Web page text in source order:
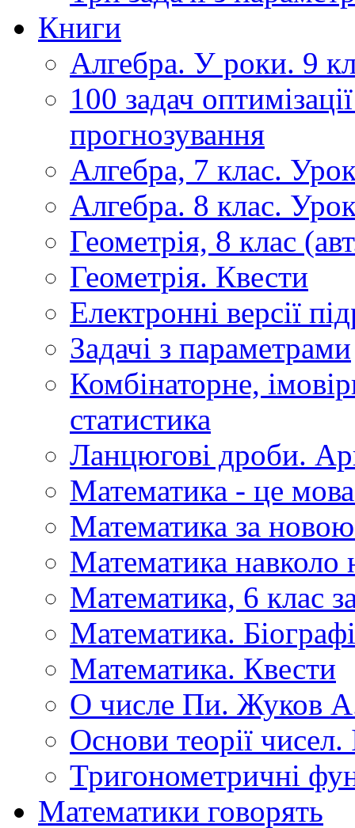
Книги
Алгебра. У роки. 9
100 задач
прогнозування
Алгебра, 7 клас.
Алгебра. 8 клас.
Геометрія, 8 клас
Геометрія. Квести
Електронні версії
Задачі з параметрами
Комбінаторне,
статистика
Ланцюгові дроби.
Математика - це
Математика за
Математика навколо
Математика, 6 клас
Математика.
Математика. Квести
О числе Пи. Жуков
Основи теорії
Тригонометричні
Математики говорять